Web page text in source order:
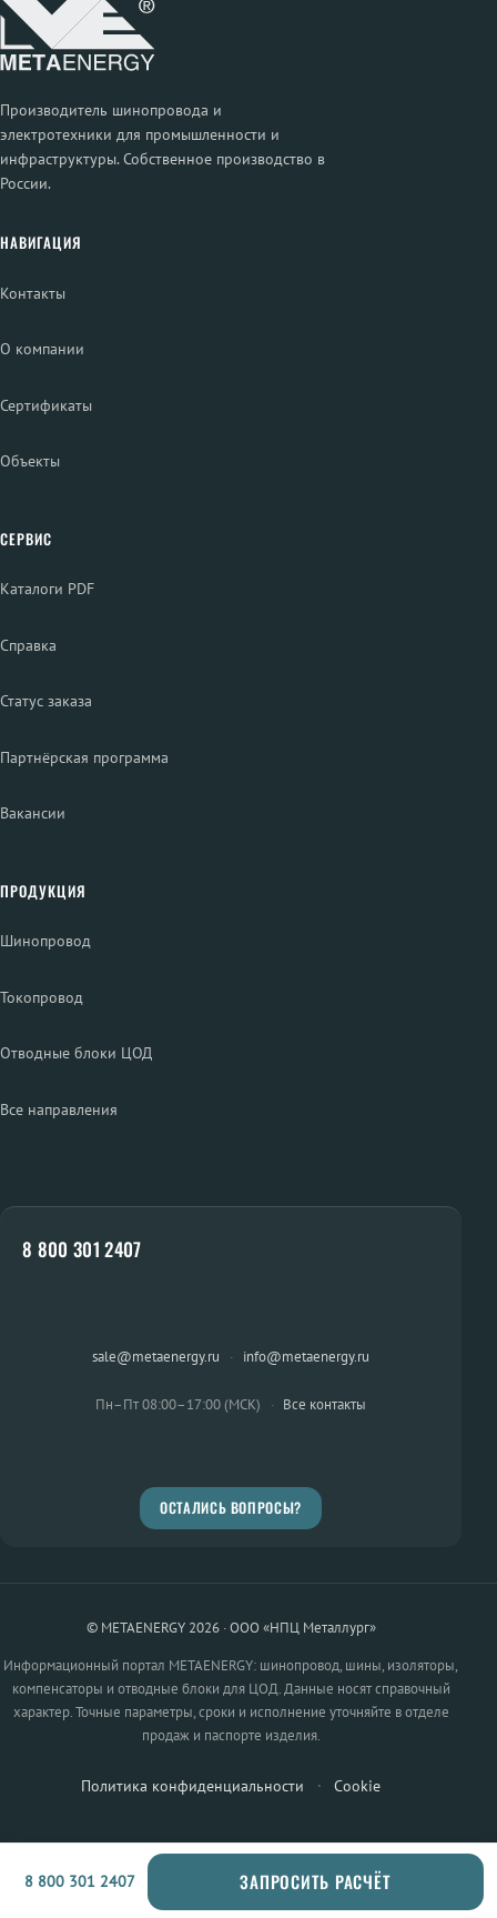
Производитель шинопровода и
электротехники для промышленности и
инфраструктуры. Собственное производство в
России.
НАВИГАЦИЯ
Контакты
О компании
Сертификаты
Объекты
СЕРВИС
Каталоги PDF
Справка
Статус заказа
Партнёрская программа
Вакансии
ПРОДУКЦИЯ
Шинопровод
Токопровод
Отводные блоки ЦОД
Все направления
8 800 301 2407
sale@metaenergy.ru · info@metaenergy.ru
Пн–Пт 08:00–17:00 (МСК) · Все контакты
ОСТАЛИСЬ ВОПРОСЫ?
© METAENERGY 2026 · ООО «НПЦ Металлург»
Информационный портал METAENERGY: шинопровод, шины, изоляторы,
компенсаторы и отводные блоки для ЦОД. Данные носят справочный
характер. Точные параметры, сроки и исполнение уточняйте в отделе
продаж и паспорте изделия.
Политика конфиденциальности · Cookie
8 800 301 2407 ЗАПРОСИТЬ РАСЧЁТ